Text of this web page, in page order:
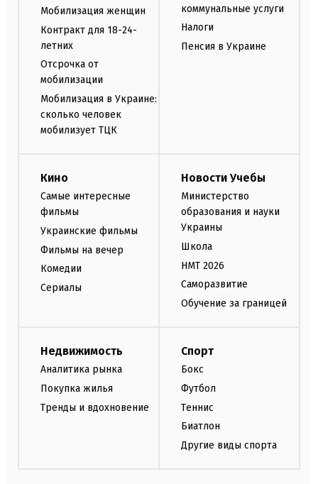
Мобилизация женщин
Контракт для 18-24-
летних
Отсрочка от
мобилизации
Мобилизация в Украине:
сколько человек
мобилизует ТЦК
коммунальные услуги
Налоги
Пенсия в Украине
Кино
Самые интересные
фильмы
Украинские фильмы
Фильмы на вечер
Комедии
Сериалы
Новости Учебы
Министерство
образования и науки
Украины
Школа
НМТ 2026
Саморазвитие
Обучение за границей
Недвижимость
Аналитика рынка
Покупка жилья
Тренды и вдохновение
Спорт
Бокс
Футбол
Теннис
Биатлон
Другие виды спорта